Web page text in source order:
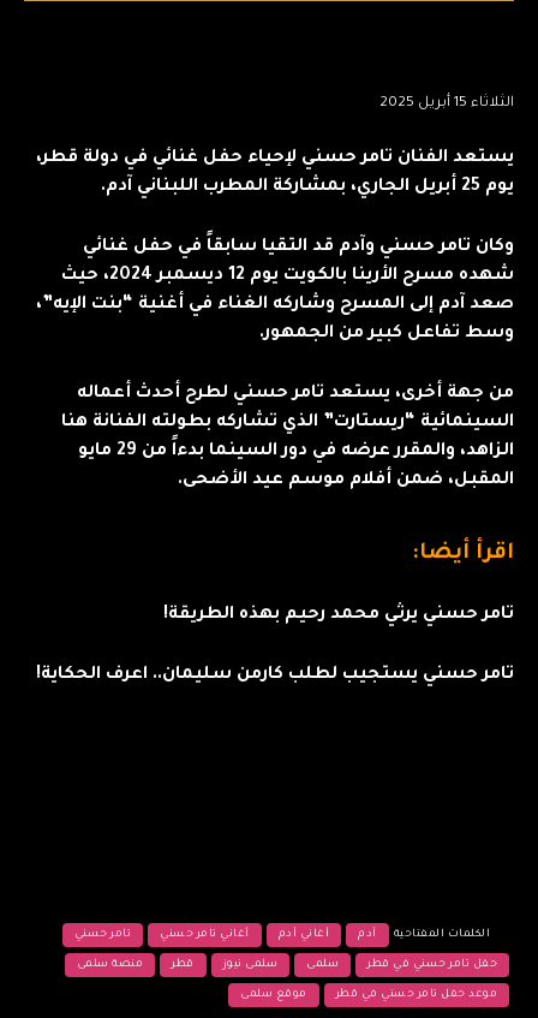
الثلاثاء 15 أبريل 2025
يستعد الفنان تامر حسني لإحياء حفل غنائي في دولة قطر،
يوم 25 أبريل الجاري، بمشاركة المطرب اللبناني آدم.
وكان تامر حسني وآدم قد التقيا سابقاً في حفل غنائي
شهده مسرح الأرينا بالكويت يوم 12 ديسمبر 2024، حيث
صعد آدم إلى المسرح وشاركه الغناء في أغنية “بنت الإيه”،
وسط تفاعل كبير من الجمهور.
من جهة أخرى، يستعد تامر حسني لطرح أحدث أعماله
السينمائية “ريستارت” الذي تشاركه بطولته الفنانة هنا
الزاهد، والمقرر عرضه في دور السينما بدءاً من 29 مايو
المقبل، ضمن أفلام موسم عيد الأضحى.
اقرأ أيضا:
تامر حسني يرثي محمد رحيم بهذه الطريقة!
تامر حسني يستجيب لطلب كارمن سليمان.. اعرف الحكاية!
الكلمات المفتاحية آدم أغاني آدم أغاني تامر حسني تامر حسني
حفل تامر حسني في قطر سلمى سلمى نيوز قطر منصة سلمى
موعد حفل تامر حسني في قطر موقع سلمى